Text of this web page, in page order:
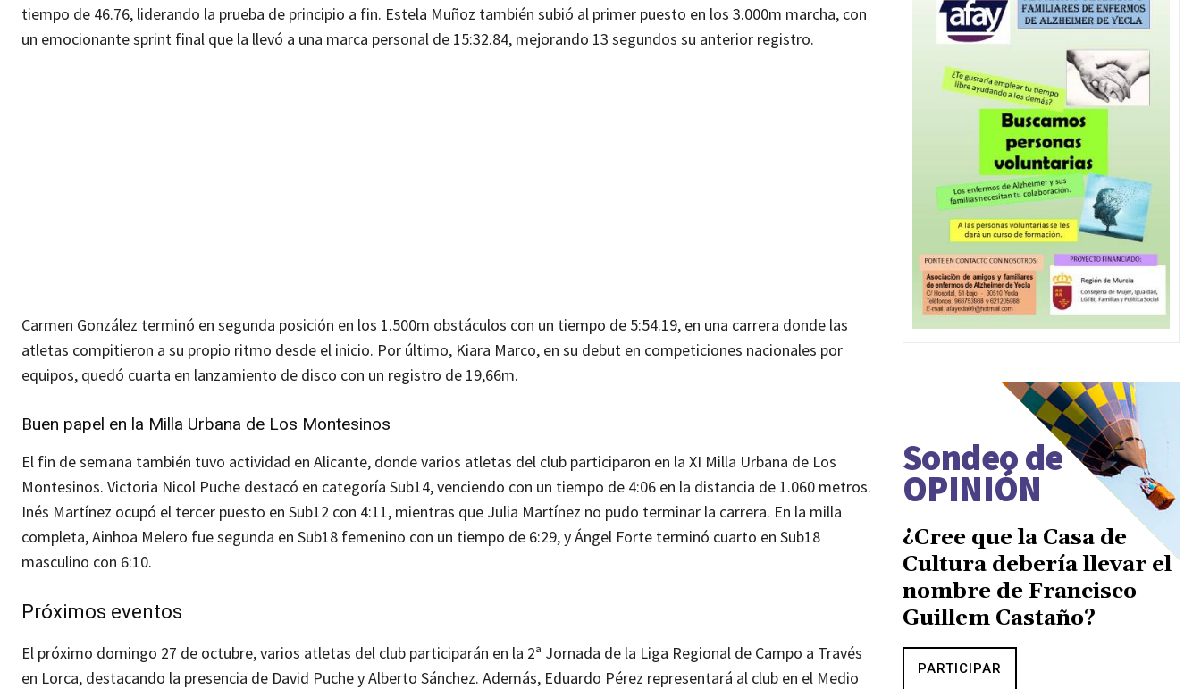
tiempo de 46.76, liderando la prueba de principio a fin. Estela Muñoz también subió al primer puesto en los 3.000m marcha, con
un emocionante sprint final que la llevó a una marca personal de 15:32.84, mejorando 13 segundos su anterior registro.
Carmen González terminó en segunda posición en los 1.500m obstáculos con un tiempo de 5:54.19, en una carrera donde las
atletas compitieron a su propio ritmo desde el inicio. Por último, Kiara Marco, en su debut en competiciones nacionales por
equipos, quedó cuarta en lanzamiento de disco con un registro de 19,66m.
Buen papel en la Milla Urbana de Los Montesinos
El fin de semana también tuvo actividad en Alicante, donde varios atletas del club participaron en la XI Milla Urbana de Los
Montesinos. Victoria Nicol Puche destacó en categoría Sub14, venciendo con un tiempo de 4:06 en la distancia de 1.060 metros.
Inés Martínez ocupó el tercer puesto en Sub12 con 4:11, mientras que Julia Martínez no pudo terminar la carrera. En la milla
completa, Ainhoa Melero fue segunda en Sub18 femenino con un tiempo de 6:29, y Ángel Forte terminó cuarto en Sub18
masculino con 6:10.
Próximos eventos
El próximo domingo 27 de octubre, varios atletas del club participarán en la 2ª Jornada de la Liga Regional de Campo a Través
en Lorca, destacando la presencia de David Puche y Alberto Sánchez. Además, Eduardo Pérez representará al club en el Medio
Sondeo de
OPINIÓN
¿Cree que la Casa de
Cultura debería llevar el
nombre de Francisco
Guillem Castaño?
PARTICIPAR